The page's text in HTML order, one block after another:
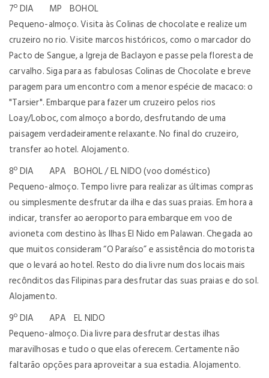
7º DIA MP BOHOL
Pequeno-almoço. Visita às Colinas de chocolate e realize um
cruzeiro no rio. Visite marcos históricos, como o marcador do
Pacto de Sangue, a Igreja de Baclayon e passe pela floresta de
carvalho. Siga para as fabulosas Colinas de Chocolate e breve
paragem para um encontro com a menor espécie de macaco: o
"Tarsier". Embarque para fazer um cruzeiro pelos rios
Loay/Loboc, com almoço a bordo, desfrutando de uma
paisagem verdadeiramente relaxante. No final do cruzeiro,
transfer ao hotel. Alojamento.
8º DIA APA BOHOL / EL NIDO (voo doméstico)
Pequeno-almoço. Tempo livre para realizar as últimas compras
ou simplesmente desfrutar da ilha e das suas praias. Em hora a
indicar, transfer ao aeroporto para embarque em voo de
avioneta com destino às Ilhas El Nido em Palawan. Chegada ao
que muitos consideram “O Paraíso” e assistência do motorista
que o levará ao hotel. Resto do dia livre num dos locais mais
recônditos das Filipinas para desfrutar das suas praias e do sol.
Alojamento.
9º DIA APA EL NIDO
Pequeno-almoço. Dia livre para desfrutar destas ilhas
maravilhosas e tudo o que elas oferecem. Certamente não
faltarão opções para aproveitar a sua estadia. Alojamento.